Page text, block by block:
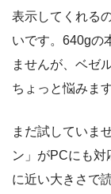
表示してくれる
いです。640gの
ませんが、ベゼ
ちょっと悩みます
まだ試していま
ン」がPCにも
に近い大きさで